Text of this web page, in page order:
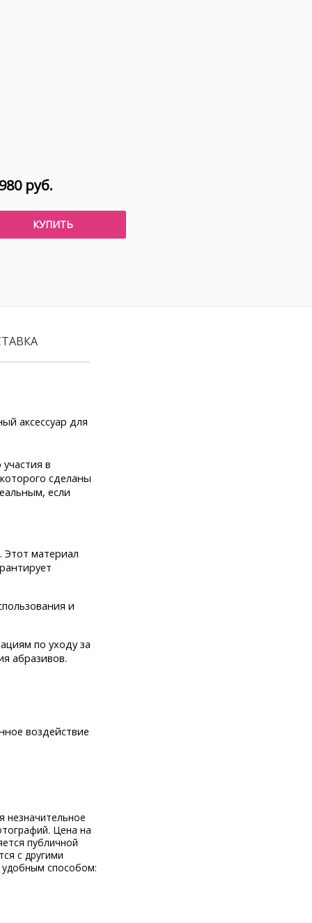
руб.
КУПИТЬ
аксессуар для
в
сделаны
если
Этот материал
и
по уходу за
абразивов.
воздействие
незначительное
Цена на
публичной
с другими
способом: